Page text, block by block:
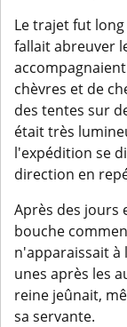
Le trajet fut
fallait abreuver
chèvres et de
des tentes sur
était très
l'expédition se
direction en
Après des jours
bouche
n'apparaissait à
unes après les
reine jeûnait,
sa servante.